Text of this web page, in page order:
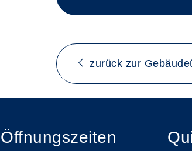
zurück zur
Öffnungszeiten